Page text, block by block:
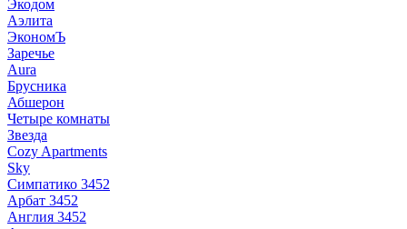
Экодом
Аэлита
ЭкономЪ
Заречье
Aura
Брусника
Абшерон
Четыре комнаты
Звезда
Cozy Apartments
Sky
Симпатико 3452
Арбат 3452
Англия 3452